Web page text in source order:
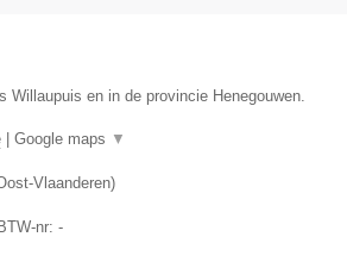
Willaupuis en in de provincie Henegouwen.
| Google maps ▼
Vlaanderen)
nr: -